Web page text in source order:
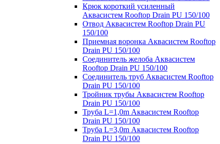
Крюк короткий усиленный
Аквасистем Rooftop Drain PU 150/100
Отвод Аквасистем Rooftop Drain PU
150/100
Приемная воронка Аквасистем Rooftop
Drain PU 150/100
Соединитель желоба Аквасистем
Rooftop Drain PU 150/100
Соединитель труб Аквасистем Rooftop
Drain PU 150/100
Тройник трубы Аквасистем Rooftop
Drain PU 150/100
Труба L=1,0m Аквасистем Rooftop
Drain PU 150/100
Труба L=3,0m Аквасистем Rooftop
Drain PU 150/100